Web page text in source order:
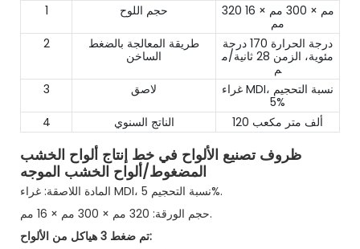
1
حجم اللوح
320 مم × 300 مم × 16
مم
2
طريقة المعالجة بالضغط
الساخن
درجة الحرارة 170 درجة
مئوية، الزمن 28 ثانية/م
م
3
لاصق
غراء MDI، نسبة التحجيم
5%
4
الناتج السنوي 120 ألف متر مكعب
ظروف تصنيع الألواح في خط إنتاج ألواح الخشب
المضغوط/ألواح الخشب الموجه
المادة اللاصقة: غراء MDI، نسبة التحجيم 5%.
حجم الورقة: 320 مم × 300 مم × 16 مم.
تم ضغط 3 هياكل من الألواح: